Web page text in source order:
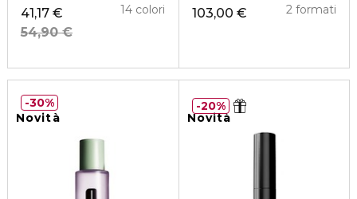
41,17 €
54,90 €
14 colori 103,00 € 2 formati
Novità
30%
Novità
20%